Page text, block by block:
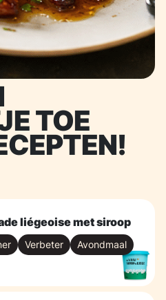
TOE
liégeoise met siroop
Verbeter Avondmaal